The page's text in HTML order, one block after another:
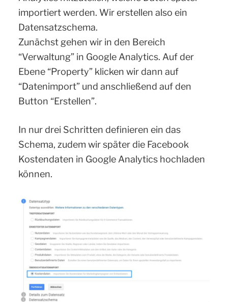
importiert werden. Wir erstellen also ein
Datensatzschema.
Zunächst gehen wir in den Bereich
“Verwaltung” in Google Analytics. Auf der
Ebene “Property” klicken wir dann auf
“Datenimport” und anschließend auf den
Button “Erstellen”.
In nur drei Schritten definieren ein das
Schema, zudem wir später die Facebook
Kostendaten in Google Analytics hochladen
können.